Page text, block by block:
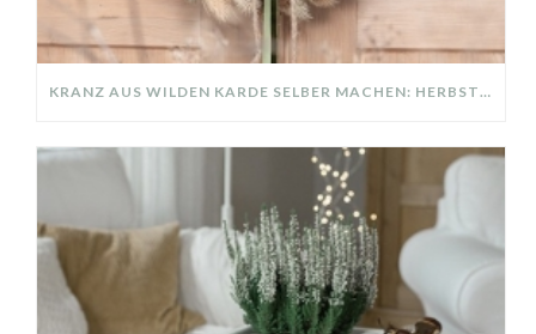
KRANZ AUS WILDEN KARDE SELBER MACHEN: HERBSTDEKO GANZ EINFACH